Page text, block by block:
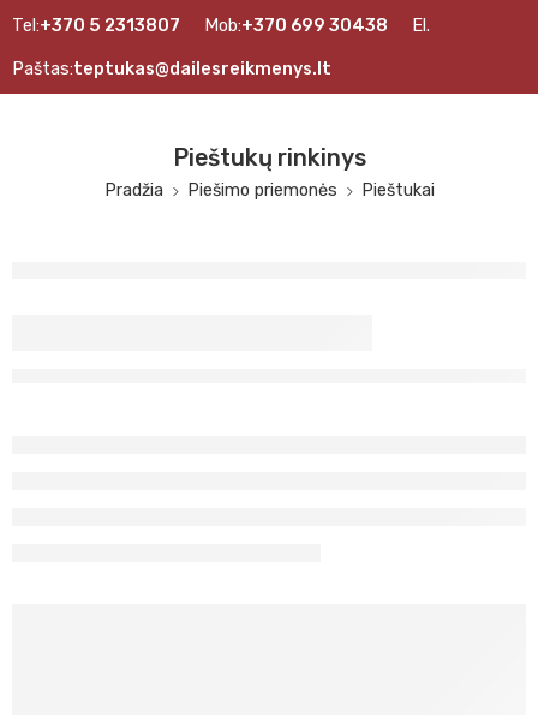
Tel:+370 5 2313807 Mob:+370 699 30438 El.
Paštas:teptukas@dailesreikmenys.lt
Pieštukų rinkinys
Pradžia Piešimo priemonės Pieštukai